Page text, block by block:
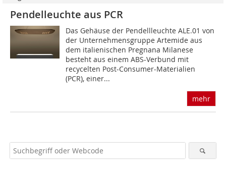
Pendelleuchte aus PCR
Das Gehäuse der Pendellleuchte ALE.01 von
der Unternehmensgruppe Artemide aus
dem italienischen Pregnana Milanese
besteht aus einem ABS-Verbund mit
recycelten Post-Consumer-Materialien
(PCR), einer...
mehr